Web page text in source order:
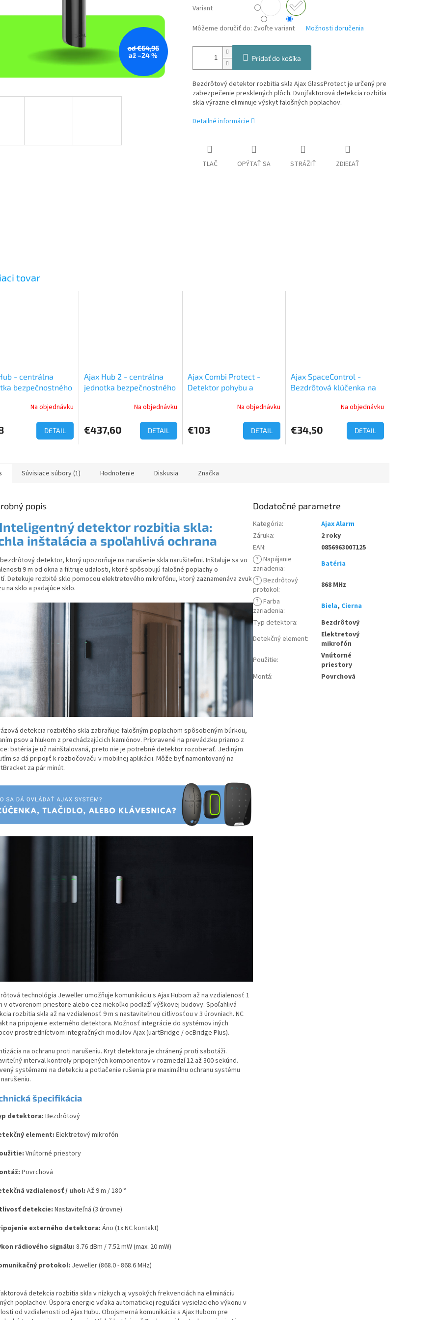
od €64,96
až –24 %
Variant
Môžeme doručiť do: Zvoľte variant Možnosti doručenia
Pridať do košíka
Bezdrôtový detektor rozbitia skla Ajax GlassProtect je určený pre
zabezpečenie presklených plôch. Dvojfaktorová detekcia rozbitia
skla výrazne eliminuje výskyt falošných poplachov.
Detailné informácie
TLAČ OPÝTAŤ SA STRÁŽIŤ ZDIEĽAŤ
tovar
- centrálna
bezpečnostného
Na objednávku
DETAIL
Ajax Hub 2 - centrálna
jednotka bezpečnostného
Na objednávku
€437,60 DETAIL
Ajax Combi Protect -
Detektor pohybu a
Na objednávku
€103 DETAIL
Ajax SpaceControl -
Bezdrôtová klúčenka na
Na objednávku
€34,50 DETAIL
Súvisiace súbory (1) Hodnotenie Diskusia Značka
popis
Inteligentný detektor rozbitia skla:
inštalácia a spoľahlivá ochrana
detektor, ktorý upozorňuje na narušenie skla narušiteľmi. Inštaluje sa vo
9 m od okna a filtruje udalosti, ktoré spôsobujú falošné poplachy o
Detekuje rozbité sklo pomocou elektretového mikrofónu, ktorý zaznamenáva zvuk
na sklo a padajúce sklo.
detekcia rozbitého skla zabraňuje falošným poplachom spôsobeným búrkou,
psov a hlukom z prechádzajúcich kamiónov. Pripravené na prevádzku priamo z
batéria je už nainštalovaná, preto nie je potrebné detektor rozoberať. Jediným
sa dá pripojiť k rozbočovaču v mobilnej aplikácii. Môže byť namontovaný na
za pár minút.
technológia Jeweller umožňuje komunikáciu s Ajax Hubom až na vzdialenosť 1
v otvorenom priestore alebo cez niekoľko podlaží výškovej budovy. Spoľahlivá
rozbitia skla až na vzdialenosť 9 m s nastaviteľnou citlivosťou v 3 úrovniach. NC
na pripojenie externého detektora. Možnosť integrácie do systémov iných
prostredníctvom integračných modulov Ajax (uartBridge / ocBridge Plus).
na ochranu proti narušeniu. Kryt detektora je chránený proti sabotáži.
interval kontroly pripojených komponentov v rozmedzí 12 až 300 sekúnd.
systémami na detekciu a potlačenie rušenia pre maximálnu ochranu systému
špecifikácia
detektora: Bezdrôtový
element: Elektretový mikrofón
Vnútorné priestory
Povrchová
vzdialenosť / uhol: Až 9 m / 180 °
detekcie: Nastaviteľná (3 úrovne)
externého detektora: Áno (1x NC kontakt)
rádiového signálu: 8.76 dBm / 7.52 mW (max. 20 mW)
protokol: Jeweller (868.0 - 868.6 MHz)
detekcia rozbitia skla v nízkych aj vysokých frekvenciách na elimináciu
poplachov. Úspora energie vďaka automatickej regulácii vysielacieho výkonu v
od vzdialenosti od Ajax Hubu. Obojsmerná komunikácia s Ajax Hubom pre
Dodatočné parametre
Kategória:
Ajax Alarm
Záruka:
2 roky
EAN:
0856963007125
? Napájanie
zariadenia:
Batéria
? Bezdrôtový
protokol:
868 MHz
? Farba
zariadenia: Biela, Cierna
Typ detektora:
Bezdrôtový
Detekčný element:
Elektretový
mikrofón
Použitie:
Vnútorné
priestory
Montá: Povrchová